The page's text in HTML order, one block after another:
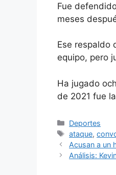
Fue
meses
Ese respaldo
equipo, pero
Ha jugado
de 2021 fue
Categorías
Deportes
Etiquetas
ataque,
Acusan a un
Análisis: